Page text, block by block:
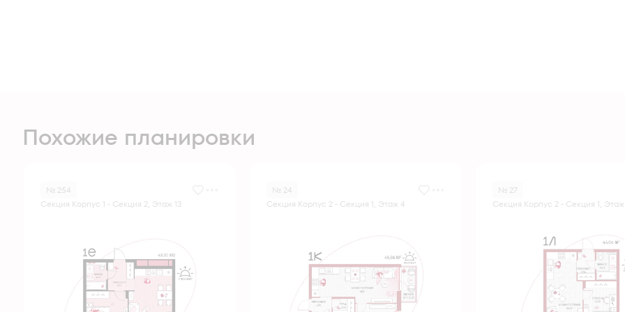
Похожие планировки
№ 254
Секция Корпус 1 - Секция 2, Этаж 13
№ 24
Секция Корпус 2 - Секция 1, Этаж 4
№ 27
Секция Корпус 2 - Секция 1,